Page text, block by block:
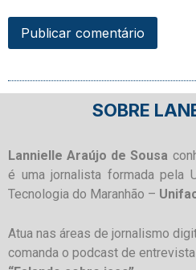
SOBRE
Lannielle Araújo de Sousa
é uma jornalista formada pela
Tecnologia do Maranhão –
Atua nas áreas de jornalismo
comanda o podcast de